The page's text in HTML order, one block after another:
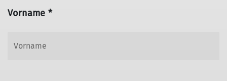
Vorname *